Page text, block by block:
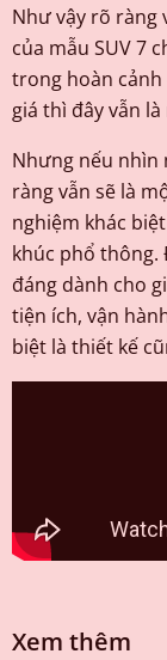
Như vậy rõ ràng
của mẫu SUV 7
trong hoàn cảnh
giá thì đây vẫn
Nhưng nếu nhìn
ràng vẫn sẽ là
nghiệm khác
khúc phổ thông.
đáng dành cho
tiện ích, vận
biệt là thiết kế
Xem thêm